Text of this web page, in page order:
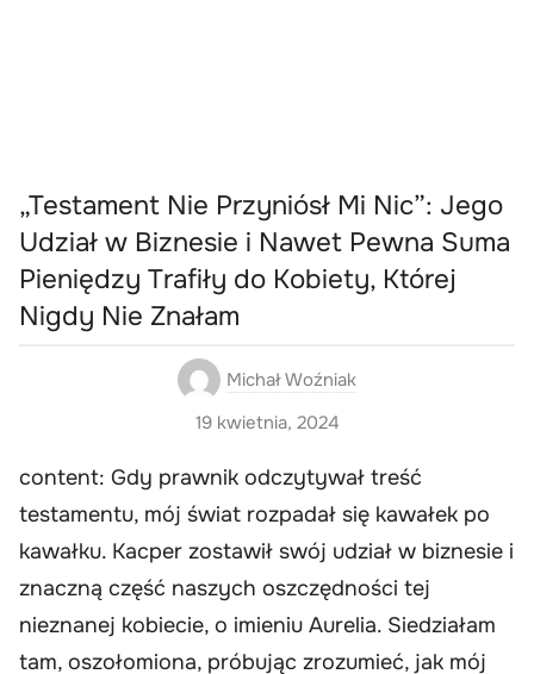
„Testament Nie Przyniósł Mi Nic”: Jego
Udział w Biznesie i Nawet Pewna Suma
Pieniędzy Trafiły do Kobiety, Której
Nigdy Nie Znałam
Michał Woźniak
19 kwietnia, 2024
content: Gdy prawnik odczytywał treść
testamentu, mój świat rozpadał się kawałek po
kawałku. Kacper zostawił swój udział w biznesie i
znaczną część naszych oszczędności tej
nieznanej kobiecie, o imieniu Aurelia. Siedziałam
tam, oszołomiona, próbując zrozumieć, jak mój